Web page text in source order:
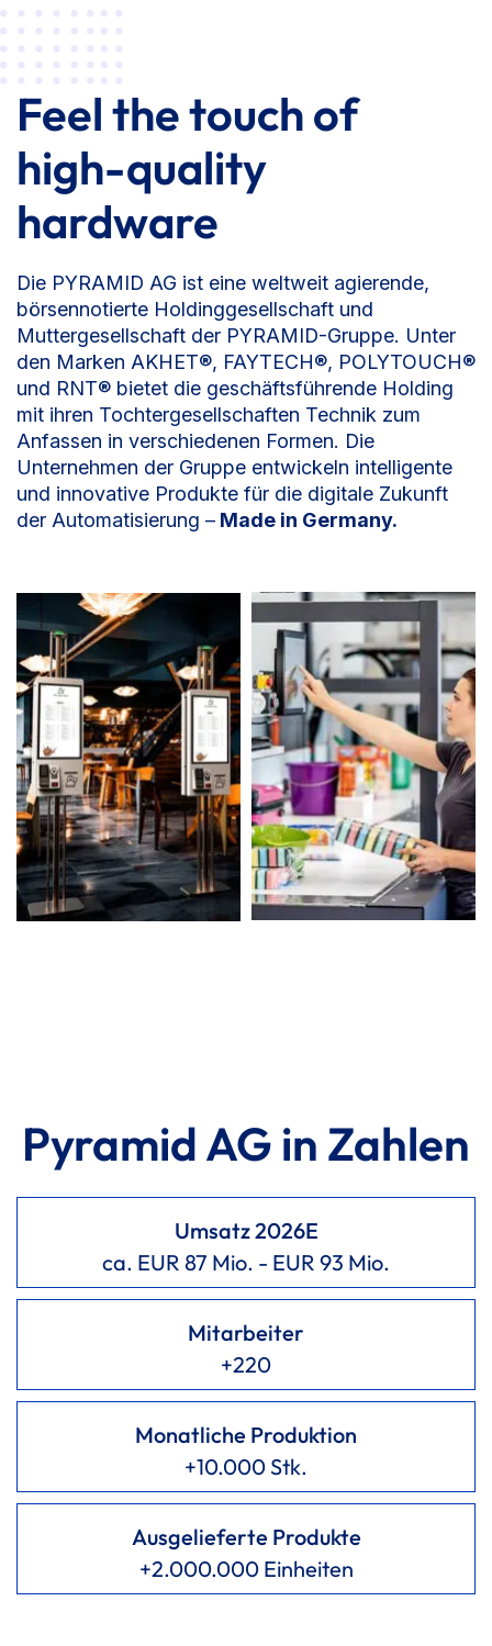
Feel the touch of
high-quality
hardware
Die PYRAMID AG ist eine weltweit agierende,
börsennotierte Holdinggesellschaft und
Muttergesellschaft der PYRAMID-Gruppe. Unter
den Marken AKHET®, FAYTECH®, POLYTOUCH®
und RNT® bietet die geschäftsführende Holding
mit ihren Tochtergesellschaften Technik zum
Anfassen in verschiedenen Formen. Die
Unternehmen der Gruppe entwickeln intelligente
und innovative Produkte für die digitale Zukunft
der Automatisierung – Made in Germany.
Pyramid AG in Zahlen
Umsatz 2026E
ca. EUR 87 Mio. - EUR 93 Mio.
Mitarbeiter
+220
Monatliche Produktion
+10.000 Stk.
Ausgelieferte Produkte
+2.000.000 Einheiten